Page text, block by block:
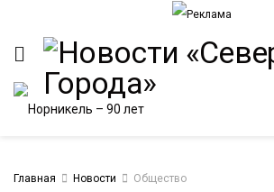
Главная Новости Общество